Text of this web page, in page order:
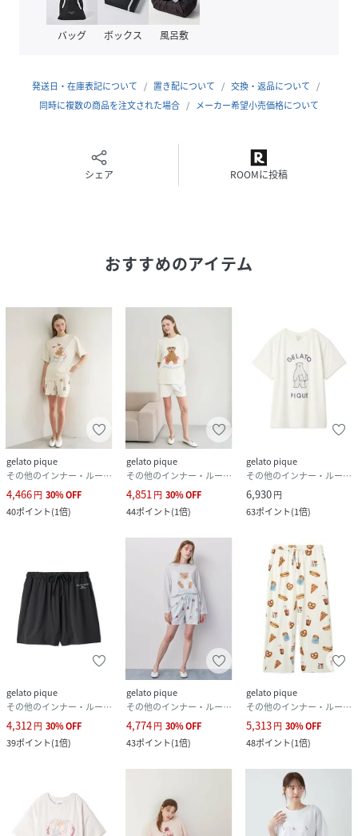
※照明の関係により、実際よりも色味が違って見える場合が
あります。
さい。
商品の色味は、商品単品画像をご参照下さい。
タン6%/別布:ポリエステル58%,レーヨン38%,ポ
サイズ
品番
RU4174_PWCT262246
PWCT262246-L1-3U RU4174
バッグ ボックス 風呂敷
発送日・在庫表記について 置き配について
交換・返品について
同時に複数の商品を注文された場合
メーカー希望小売価格について
シェア ROOMに投稿
おすすめのアイテム
gelato pique
その他のインナー・ルームウェア
4,466円 30%OFF
40ポイント(1倍)
gelato pique
その他のインナー・ルームウェア
4,851円 30%OFF
44ポイント(1倍)
gelato pique
その他のインナー・ルームウェア
6,930円
63ポイント(1倍)
gelato pique
その他のインナー・ルームウェア
4,312円 30%OFF
39ポイント(1倍)
gelato pique
その他のインナー・ルームウェア
4,774円 30%OFF
43ポイント(1倍)
gelato pique
その他のインナー・ルームウェア
5,313円 30%OFF
48ポイント(1倍)